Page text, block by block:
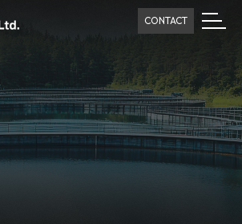
CONTACT